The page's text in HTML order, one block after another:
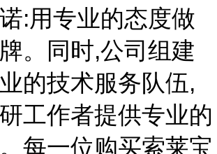
:用专业的态度做
。同时,公司组建
的技术服务队伍,
工作者提供专业的
每一位购买索莱宝